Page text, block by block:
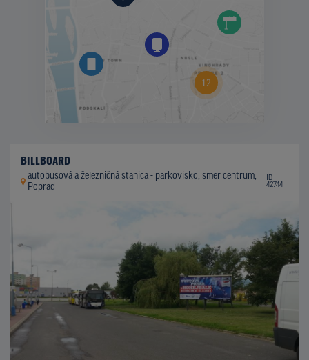
BILLBOARD
autobusová a železničná stanica - parkovisko, smer centrum,
Poprad
ID
42744